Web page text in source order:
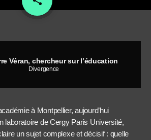
Véran, chercheur sur l’éducation
Divergence
à Montpellier, aujourd’hui
laboratoire de Cergy Paris Université,
un sujet complexe et décisif : quelle